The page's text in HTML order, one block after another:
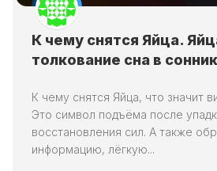
К чему снятся Яйца.
толкование сна в
К чему снятся Яйца, что значит
Это символ подъёма после
восстановления сил. А также
информацию, лёгкую...